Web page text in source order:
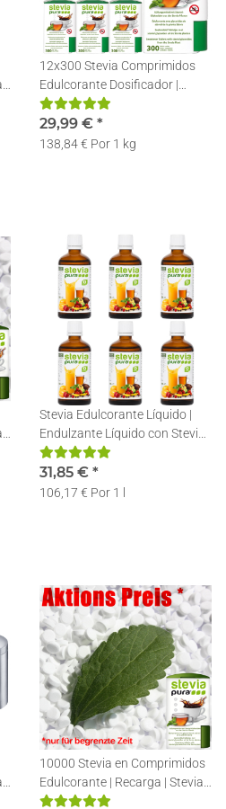
12x300 Stevia Comprimidos
Edulcorante Dosificador |
Stevia en Pastillas
Dispensador
29,99 € *
138,84 € Por 1 kg
Stevia Edulcorante Líquido |
Endulzante Líquido con Stevia |
Stevia en gotas | 6x50ml
31,85 € *
106,17 € Por 1 l
10000 Stevia en Comprimidos
Edulcorante | Recarga | Stevia
Pastillas + Dosificador